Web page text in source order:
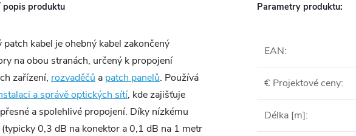
popis produktu
patch kabel je ohebný kabel zakončený
na obou stranách, určený k propojení
zařízení, rozvaděčů a patch panelů. Používá
a správě optických sítí, kde zajišťuje
a spolehlivé propojení. Díky nízkému
0,3 dB na konektor a 0,1 dB na 1 metr
Parametry produktu:
EAN:
€ Projektové ceny:
Délka [m]: